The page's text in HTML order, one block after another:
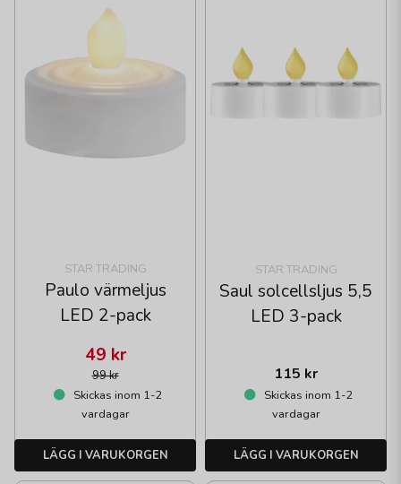
STAR TRADING
Paulo värmeljus
LED 2-pack
99 kr
49 kr
Skickas inom 1-2
vardagar
LÄGG I VARUKORGEN
STAR TRADING
Saul solcellsljus 5,5
LED 3-pack
115 kr
Skickas inom 1-2
vardagar
LÄGG I VARUKORGEN